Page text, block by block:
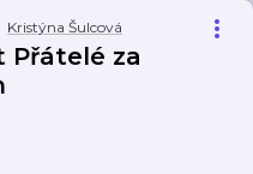
Kristýna Šulcová
Přátelé za